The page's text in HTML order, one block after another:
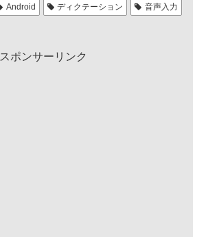
Android ディクテーション
音声入力
スポンサーリンク